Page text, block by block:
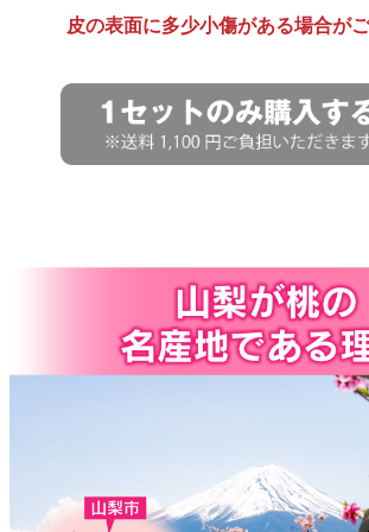
皮の表面に多少小傷がある場合がご